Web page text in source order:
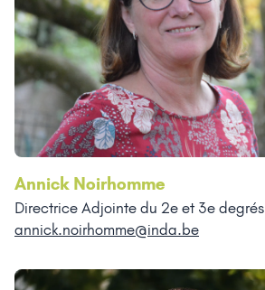
Annick Noirhomme
Directrice Adjointe du 2e et 3e degrés
annick.noirhomme@inda.be